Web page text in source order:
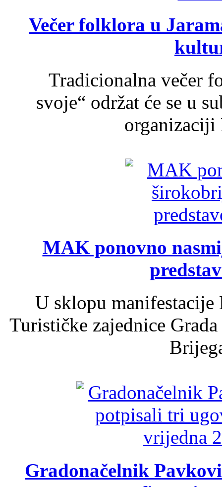
Večer folklora u
Tradicionalna večer
svoje“ održat će se u
organizaciji
MAK ponovno
U sklopu
Turističke zajednice
Gradonačelnik